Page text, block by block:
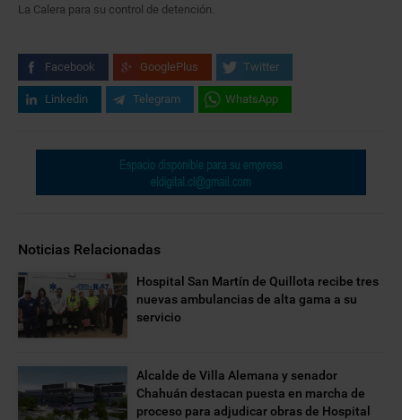
La Calera para su control de detención.
Facebook GooglePlus Twitter
Linkedin Telegram WhatsApp
Noticias Relacionadas
Hospital San Martín de Quillota recibe tres
nuevas ambulancias de alta gama a su
servicio
Alcalde de Villa Alemana y senador
Chahuán destacan puesta en marcha de
proceso para adjudicar obras de Hospital